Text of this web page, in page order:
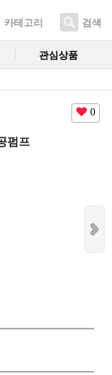
카테고리 검색
관심상품
0
펌프